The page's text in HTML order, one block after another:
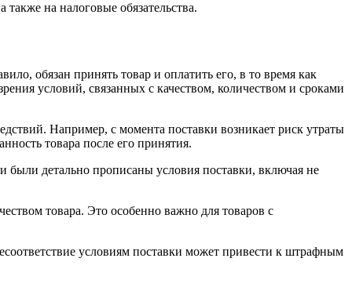
на налоговые обязательства.
обязан принять товар и оплатить его, в то время как
условий, связанных с качеством, количеством и сроками
Например, с момента поставки возникает риск утраты
товара после его принятия.
были детально прописаны условия поставки, включая не
товара. Это особенно важно для товаров с
условиям поставки может привести к штрафным